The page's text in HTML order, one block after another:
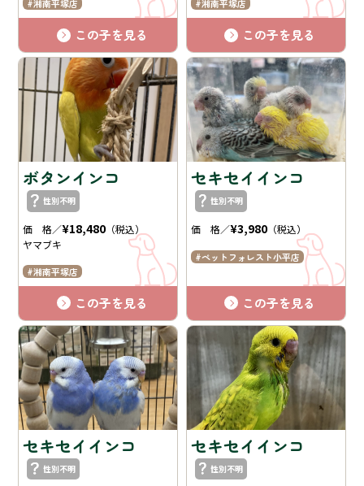
湘南平塚店
この子を見る
湘南平塚店
この子を見る
ボタンインコ
性別不明
価 格／¥18,480 （税込）
ヤマブキ
湘南平塚店
この子を見る
セキセイインコ
性別不明
価 格／¥3,980 （税込）
ペットフォレスト小平店
この子を見る
セキセイインコ
性別不明
セキセイインコ
性別不明